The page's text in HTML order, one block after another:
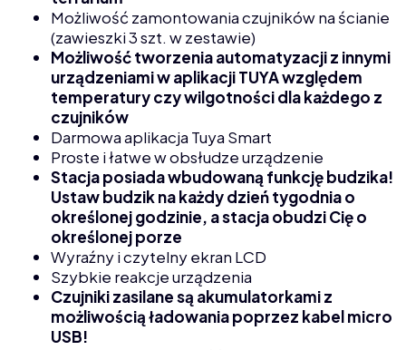
Możliwość zamontowania czujników na ścianie
(zawieszki 3 szt. w zestawie)
Możliwość tworzenia automatyzacji z innymi
urządzeniami w aplikacji TUYA względem
temperatury czy wilgotności dla każdego z
czujników
Darmowa aplikacja Tuya Smart
Proste i łatwe w obsłudze urządzenie
Stacja posiada wbudowaną funkcję budzika!
Ustaw budzik na każdy dzień tygodnia o
określonej godzinie, a stacja obudzi Cię o
określonej porze
Wyraźny i czytelny ekran LCD
Szybkie reakcje urządzenia
Czujniki zasilane są akumulatorkami z
możliwością ładowania poprzez kabel micro
USB!